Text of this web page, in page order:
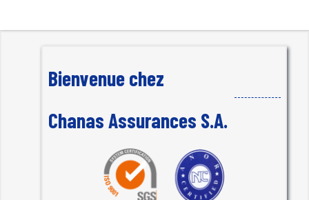
Contact
Bienvenue chez
Chanas Assurances S.A.